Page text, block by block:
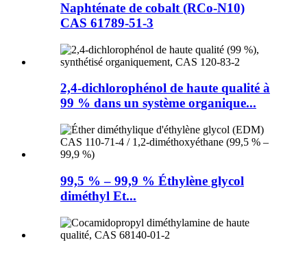
Naphténate de cobalt (RCo-N10)
CAS 61789-51-3
2,4-dichlorophénol de haute qualité à
99 % dans un système organique...
99,5 % – 99,9 % Éthylène glycol
diméthyl Et...